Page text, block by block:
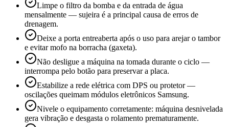
Limpe o filtro da bomba e da entrada de água
mensalmente — sujeira é a principal causa de erros de
drenagem.
Deixe a porta entreaberta após o uso para arejar o tambor
e evitar mofo na borracha (gaxeta).
Não desligue a máquina na tomada durante o ciclo —
interrompa pelo botão para preservar a placa.
Estabilize a rede elétrica com DPS ou protetor —
oscilações queimam módulos eletrônicos Samsung.
Nivele o equipamento corretamente: máquina desnivelada
gera vibração e desgasta o rolamento prematuramente.